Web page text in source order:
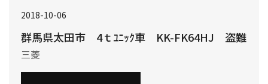
2018-10-06
群馬県太田市 4ｔﾕﾆｯｸ車 KK-FK64HJ 盗難
三菱